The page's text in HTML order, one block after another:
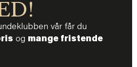
vår får du
og mange fristende